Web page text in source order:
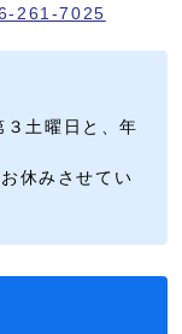
261-7025
３土曜日と、年
休みさせてい